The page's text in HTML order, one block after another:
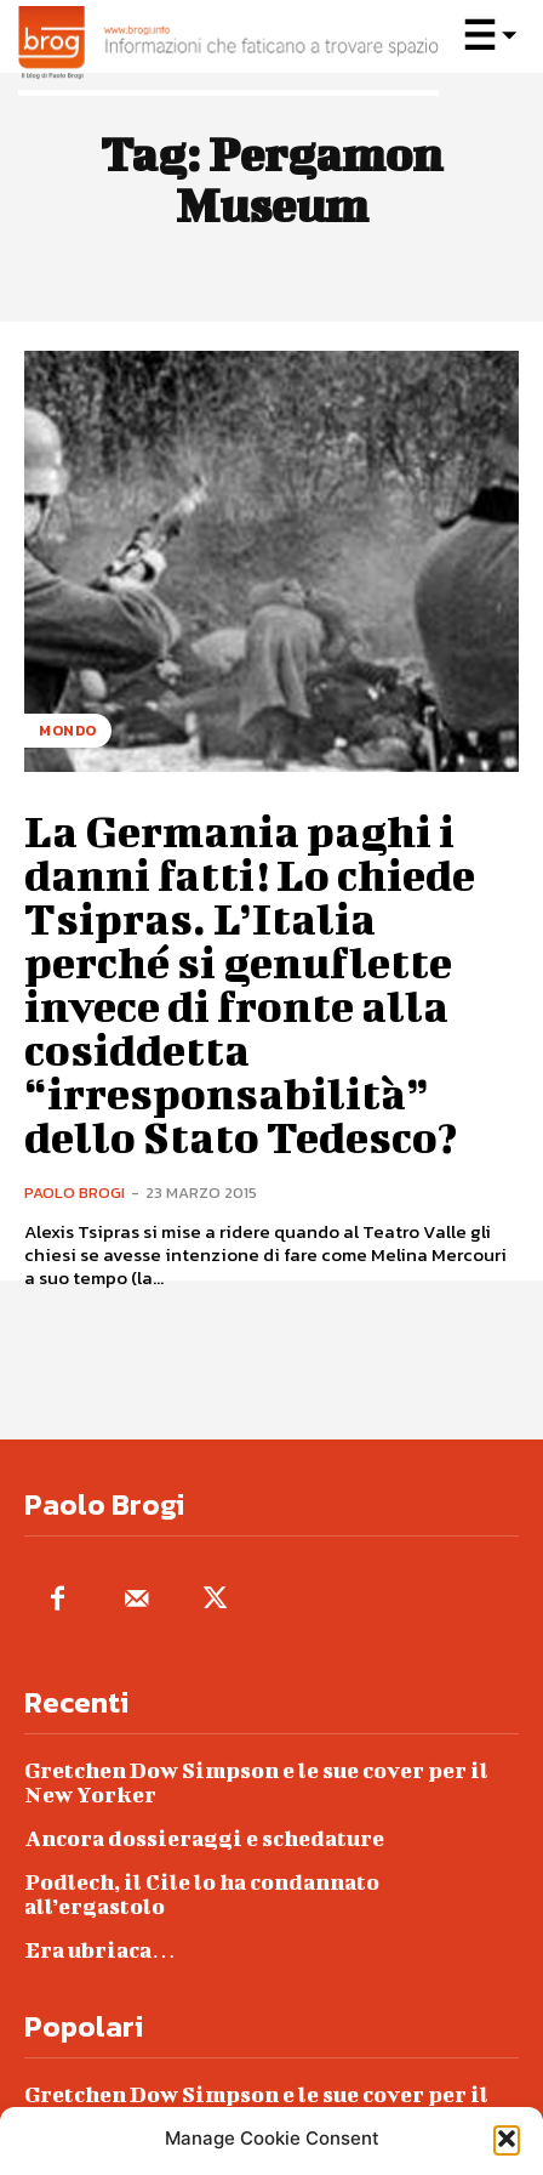
Manage Cookie Consent
Tag:Pergamon
Museum
MONDO
La Germania paghi i
danni fatti! Lo chiede
Tsipras. L’Italia
perché si genuflette
invece di fronte alla
cosiddetta
“irresponsabilità”
dello Stato Tedesco?
PAOLO BROGI - 23 MARZO 2015
Alexis Tsipras si mise a ridere quando al Teatro Valle gli
chiesi se avesse intenzione di fare come Melina Mercouri
a suo tempo (la...
Paolo Brogi
Recenti
Gretchen Dow Simpson e le sue cover per il
New Yorker
Ancora dossieraggi e schedature
Podlech, il Cile lo ha condannato
all’ergastolo
Era ubriaca…
Popolari
Gretchen Dow Simpson e le sue cover per il